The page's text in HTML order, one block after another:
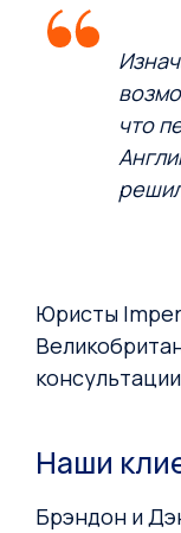
что
Юристы
Наши
Брэндон и